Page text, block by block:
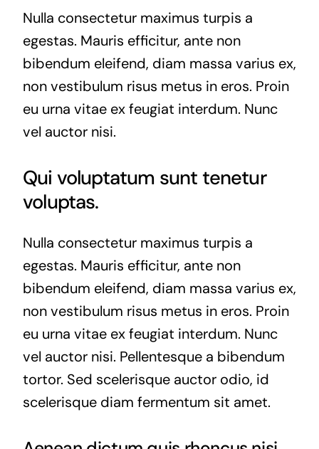
Nulla consectetur maximus turpis a
egestas. Mauris efficitur, ante non
bibendum eleifend, diam massa varius ex,
non vestibulum risus metus in eros. Proin
eu urna vitae ex feugiat interdum. Nunc
vel auctor nisi.
Qui voluptatum sunt tenetur
voluptas.
Nulla consectetur maximus turpis a
egestas. Mauris efficitur, ante non
bibendum eleifend, diam massa varius ex,
non vestibulum risus metus in eros. Proin
eu urna vitae ex feugiat interdum. Nunc
vel auctor nisi. Pellentesque a bibendum
tortor. Sed scelerisque auctor odio, id
scelerisque diam fermentum sit amet.